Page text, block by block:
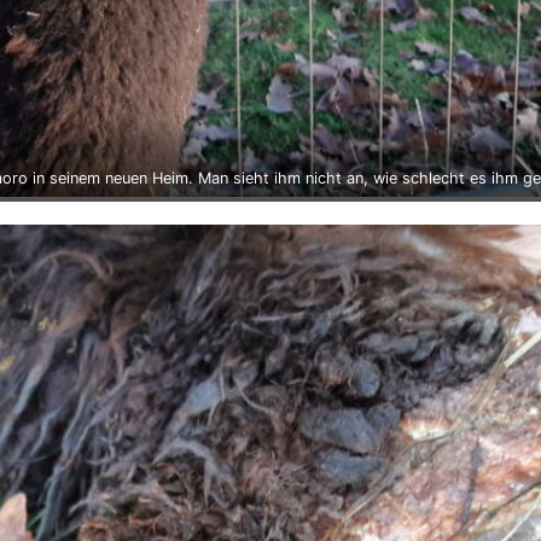
in seinem neuen Heim. Man sieht ihm nicht an, wie schlecht es ihm